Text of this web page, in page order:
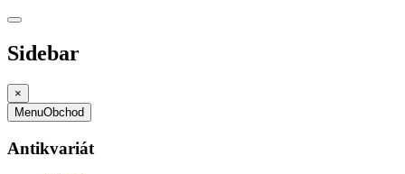
Sidebar
×
MenuObchod
Antikvariát